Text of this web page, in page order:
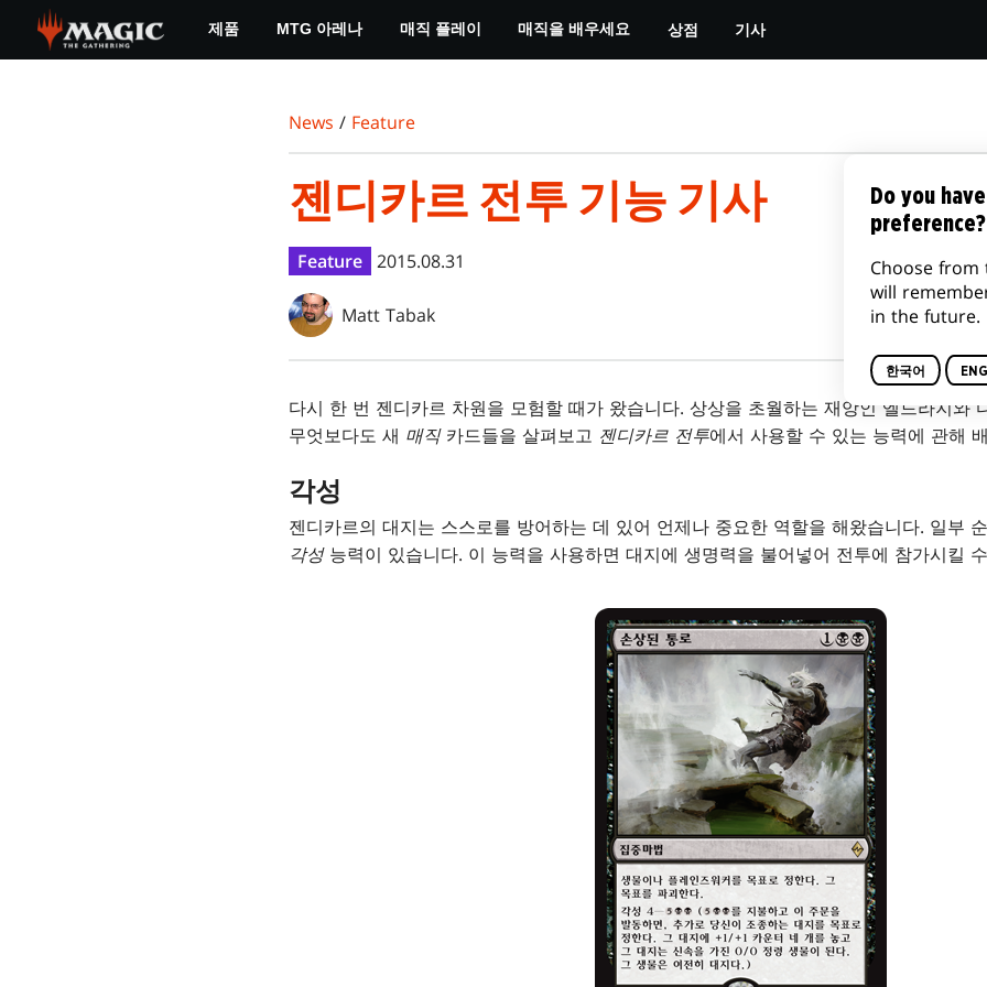
main
제품 MTG 아레나 매직 플레이 매직을 배우세요 상점 기사
News / Feature
젠디카르 전투 기능 기사
Feature 2015.08.31
Matt Tabak
다시 한 번 젠디카르 차원을 모험할 때가 왔습니다. 상상을 초월하는 재앙인 엘드라지와
무엇보다도 새 매직카드들을 살펴보고 젠디카르 전투에서 사용할 수 있는 능력에 관해
각성
젠디카르의 대지는 스스로를 방어하는 데 있어 언제나 중요한 역할을 해왔습니다. 일부
각성능력이 있습니다. 이 능력을 사용하면 대지에 생명력을 불어넣어 전투에 참가시킬
Do you
preference?
Choose
will
in the future.
한국어